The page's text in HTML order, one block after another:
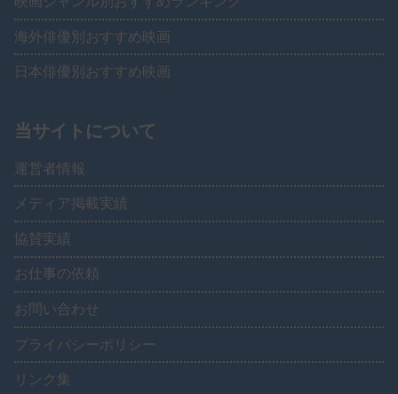
海外俳優別おすすめ映画
日本俳優別おすすめ映画
当サイトについて
運営者情報
メディア掲載実績
協賛実績
お仕事の依頼
お問い合わせ
プライバシーポリシー
リンク集